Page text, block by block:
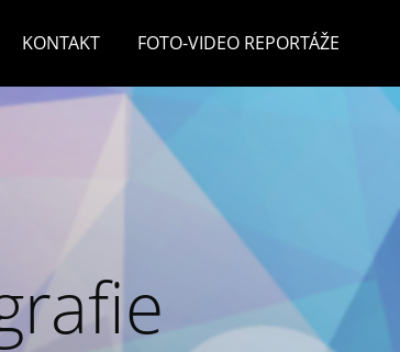
KONTAKT FOTO-VIDEO REPORTÁŽE